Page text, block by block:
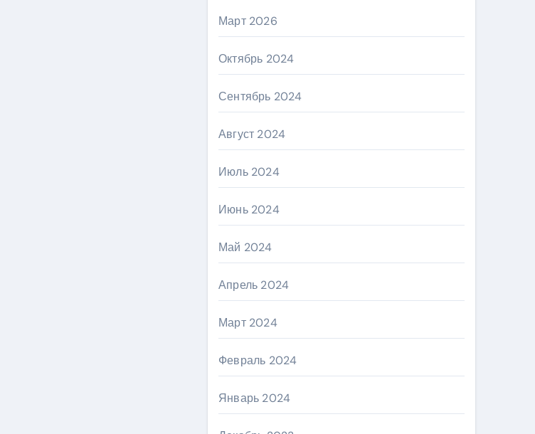
Март 2026
Октябрь 2024
Сентябрь 2024
Август 2024
Июль 2024
Июнь 2024
Май 2024
Апрель 2024
Март 2024
Февраль 2024
Январь 2024